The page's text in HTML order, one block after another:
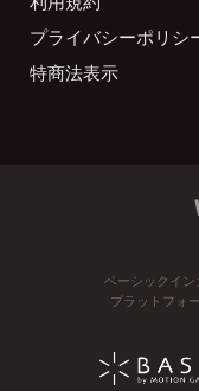
プライバシーポリシ
特商法表示
ベーシックイン
プラットフォ